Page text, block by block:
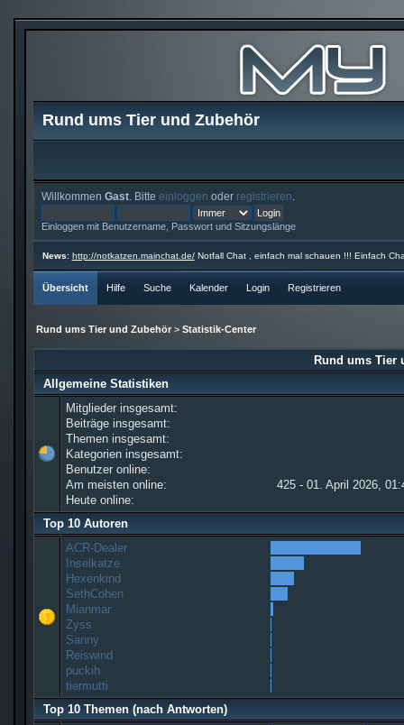
Rund ums Tier und Zubehör
Willkommen Gast. Bitte einloggen oder registrieren
Einloggen mit Benutzername, Passwort und Sitzungslänge
News: http://notkatzen.mainchat.de/Notfall Chat , einfach mal schauen !!! Einfach
Übersicht Hilfe Suche Kalender Login Registrieren
Rund ums Tier und Zubehör> Statistik-Center
Rund ums Tier
Allgemeine Statistiken
Mitglieder insgesamt:
Beiträge insgesamt:
Themen insgesamt:
Kategorien insgesamt:
Benutzer online:
Am meisten online:
425 - 01. April 2026,
Heute online:
Top 10 Autoren
ACR-Dealer
Inselkatze
Hexenkind
SethCohen
Mianmar
Zyss
Sanny
Reiswind
puckih
tiermutti
Top 10 Themen (nach Antworten)